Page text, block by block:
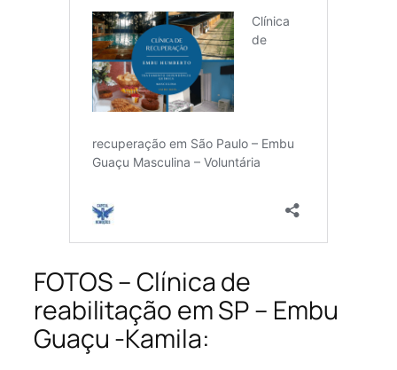
FOTOS – Clínica de
reabilitação em SP – Embu
Guaçu -Kamila: